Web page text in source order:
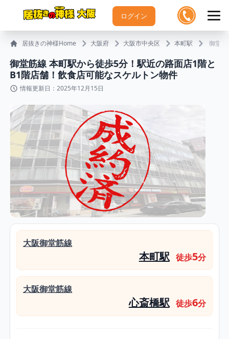
ログイン
居抜きの神様Home 大阪府 大阪市中央区 本町駅 御堂
御堂筋線 本町駅から徒歩5分！駅近の路面店1階と
B1階店舗！飲食店可能なスケルトン物件
情報更新日：2025年12月15日
大阪御堂筋線
本町駅 徒歩5分
大阪御堂筋線
心斎橋駅 徒歩6分